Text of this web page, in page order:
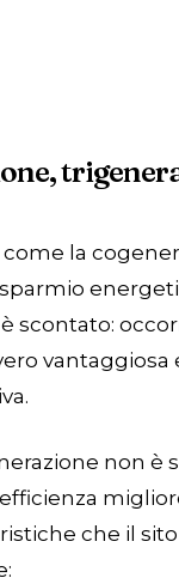
la
scontato:
vantaggiosa
non è
che il